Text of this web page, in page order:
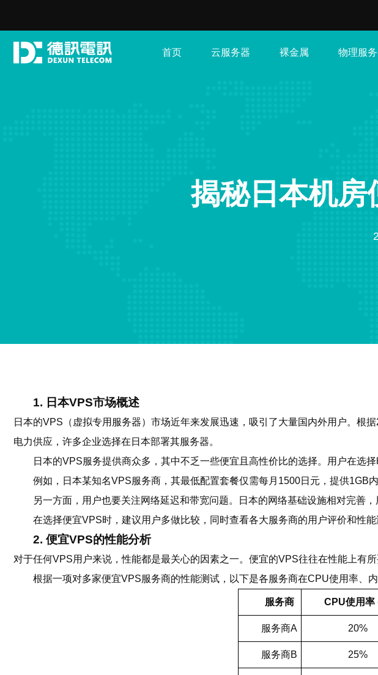
首页 云服务器 裸金属 物理服
揭秘日本机房
1. 日本VPS市场概述
日本的VPS（虚拟专用服务器）市场近年来发展迅速，吸引了大量国内外用户。根
电力供应，许多企业选择在日本部署其服务器。
日本的VPS服务提供商众多，其中不乏一些便宜且高性价比的选择。用户在选
例如，日本某知名VPS服务商，其最低配置套餐仅需每月1500日元，提供1GB
另一方面，用户也要关注网络延迟和带宽问题。日本的网络基础设施相对完善
在选择便宜VPS时，建议用户多做比较，同时查看各大服务商的用户评价和性能
2. 便宜VPS的性能分析
对于任何VPS用户来说，性能都是最关心的因素之一。便宜的VPS往往在性能上有
根据一项对多家便宜VPS服务商的性能测试，以下是各服务商在CPU使用率、
服务商 CPU使用率
服务商A 20%
服务商B 25%